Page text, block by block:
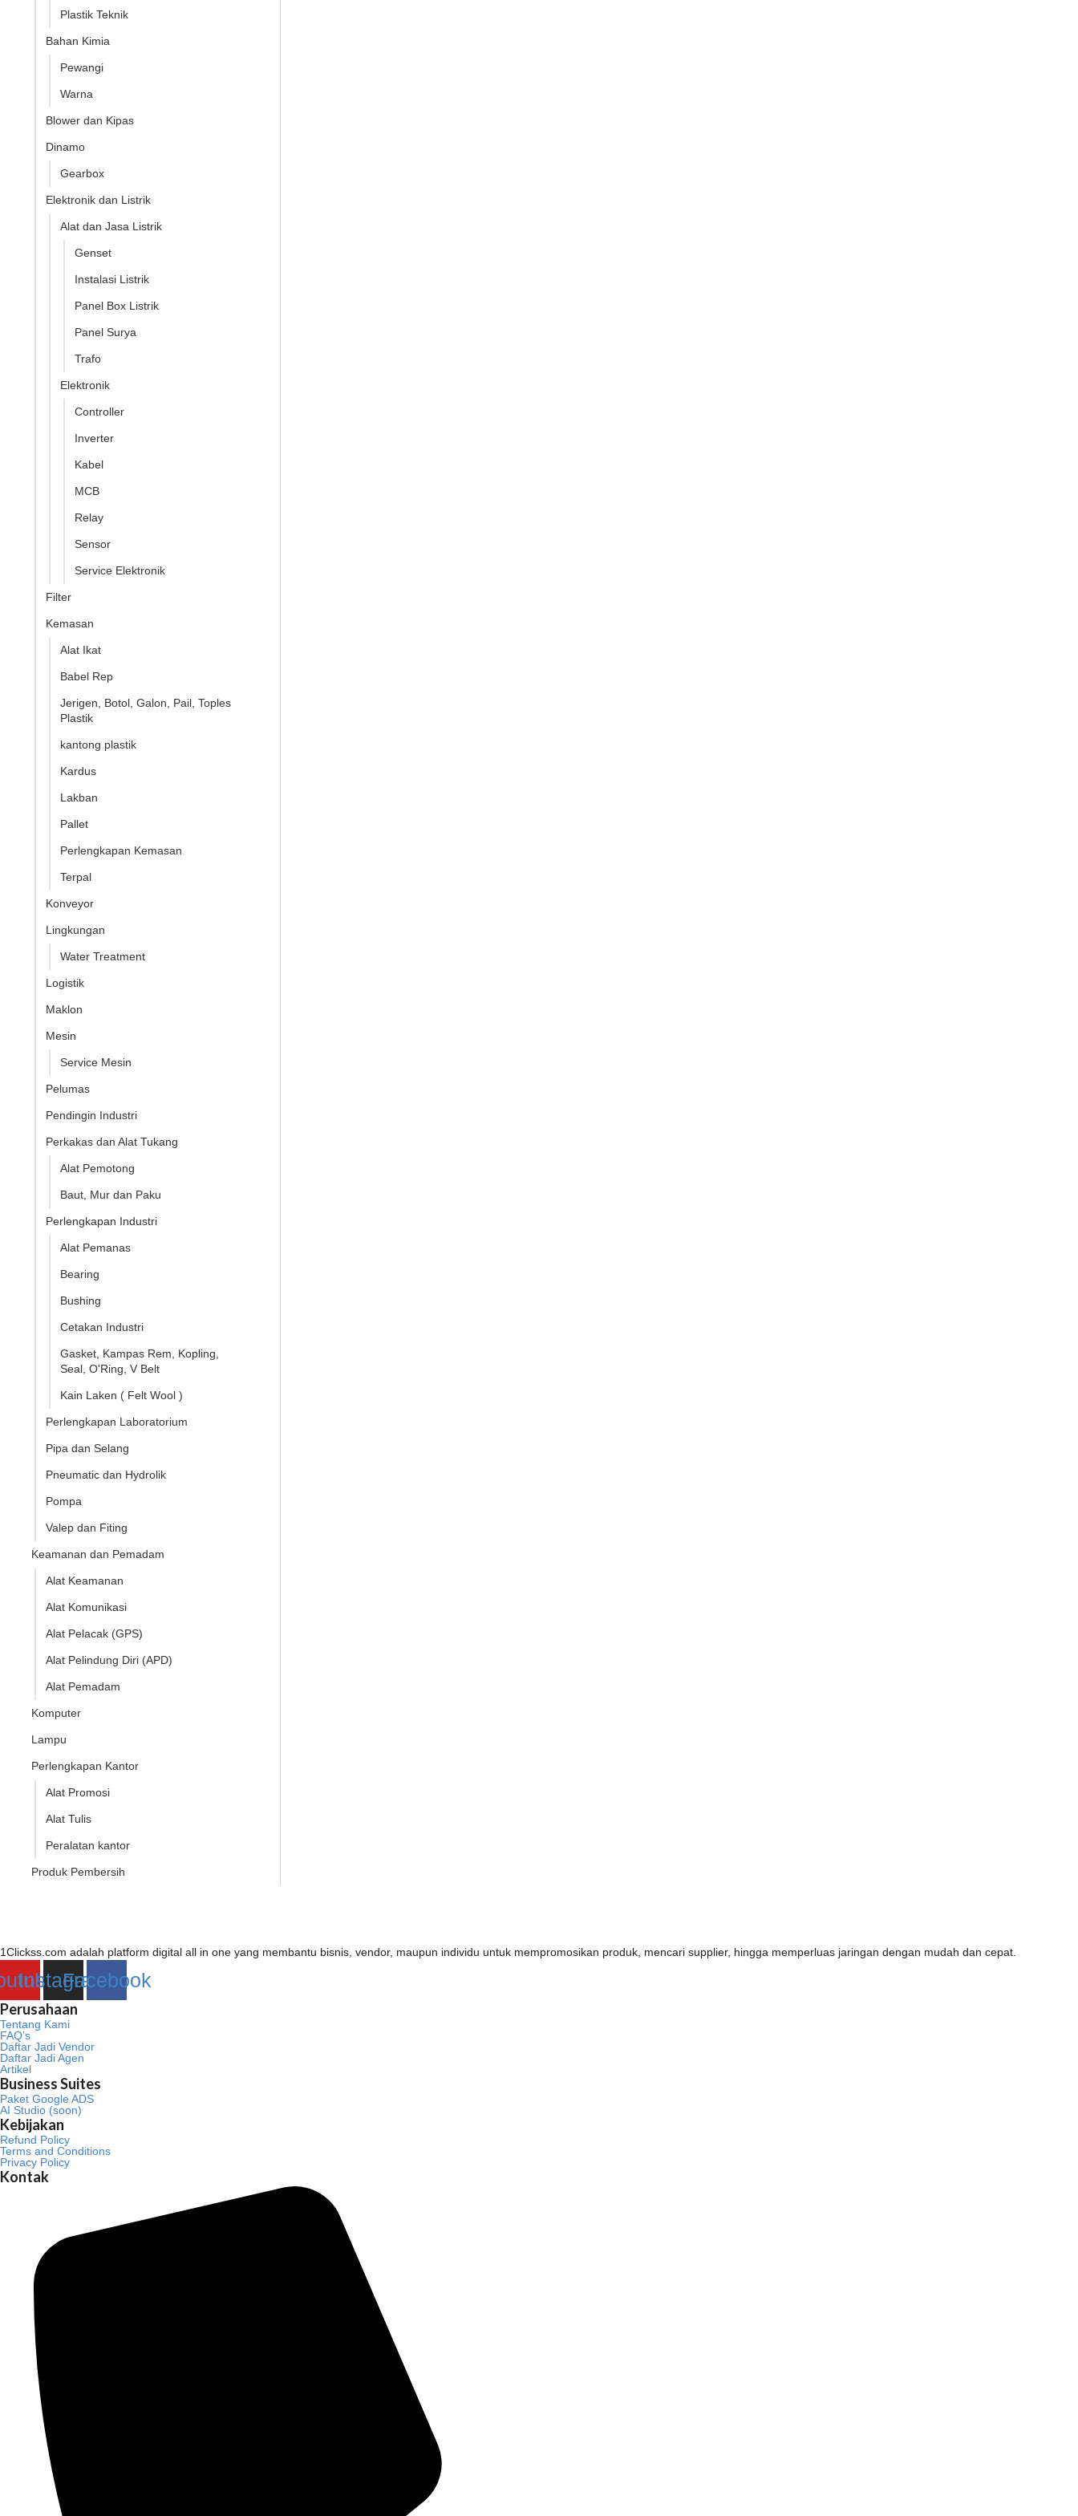
Plastik Teknik
Bahan Kimia
Pewangi
Warna
Blower dan Kipas
Dinamo
Gearbox
Elektronik dan Listrik
Alat dan Jasa Listrik
Genset
Instalasi Listrik
Panel Box Listrik
Panel Surya
Trafo
Elektronik
Controller
Inverter
Kabel
MCB
Relay
Sensor
Service Elektronik
Filter
Kemasan
Alat Ikat
Babel Rep
Jerigen, Botol, Galon, Pail, Toples
Plastik
kantong plastik
Kardus
Lakban
Pallet
Perlengkapan Kemasan
Terpal
Konveyor
Lingkungan
Water Treatment
Logistik
Maklon
Mesin
Service Mesin
Pelumas
Pendingin Industri
Perkakas dan Alat Tukang
Alat Pemotong
Baut, Mur dan Paku
Perlengkapan Industri
Alat Pemanas
Bearing
Bushing
Cetakan Industri
Gasket, Kampas Rem, Kopling,
Seal, O'Ring, V Belt
Kain Laken ( Felt Wool )
Perlengkapan Laboratorium
Pipa dan Selang
Pneumatic dan Hydrolik
Pompa
Valep dan Fiting
Keamanan dan Pemadam
Alat Keamanan
Alat Komunikasi
Alat Pelacak (GPS)
Alat Pelindung Diri (APD)
Alat Pemadam
Komputer
Lampu
Perlengkapan Kantor
Alat Promosi
Alat Tulis
Peralatan kantor
Produk Pembersih
1Clickss.com adalah platform digital all in one yang membantu bisnis, vendor, maupun individu untuk mempromosikan produk, mencari supplier, hingga memperluas jaringan dengan mudah dan cepat.
InstagramFacebook
Perusahaan
Tentang Kami
FAQ’s
Daftar Jadi Vendor
Daftar Jadi Agen
Artikel
Business Suites
Paket Google ADS
AI Studio (soon)
Kebijakan
Refund Policy
Terms and Conditions
Privacy Policy
Kontak